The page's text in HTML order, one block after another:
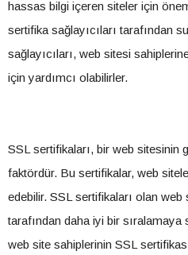
hassas bilgi içeren siteler için
sertifika sağlayıcıları tarafından
sağlayıcıları, web sitesi
için yardımcı olabilirler.
SSL sertifikaları, bir web sitesinin
faktördür. Bu sertifikalar, web
edebilir. SSL sertifikaları olan
tarafından daha iyi bir sıralamaya
web site sahiplerinin SSL